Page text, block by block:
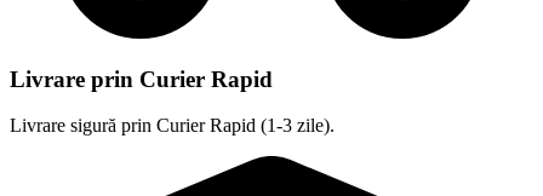
Livrare prin Curier Rapid
Livrare sigură prin Curier Rapid (1-3 zile).